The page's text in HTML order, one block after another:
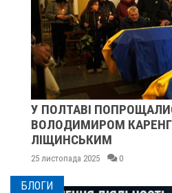
У ПОЛТАВІ ПОПРОЩАЛИСЯ
ВОЛОДИМИРОМ
ЛІЩИНСЬКИМ
25 листопада 2025 0
БЛОГИ